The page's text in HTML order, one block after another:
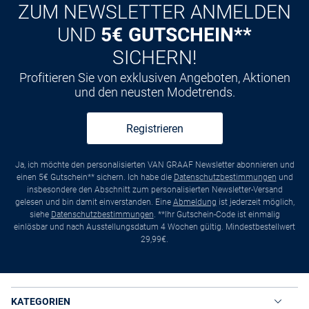
ZUM NEWSLETTER ANMELDEN
UND 5€ GUTSCHEIN**
SICHERN!
Profitieren Sie von exklusiven Angeboten, Aktionen
und den neusten Modetrends.
Registrieren
Ja, ich möchte den personalisierten VAN GRAAF Newsletter abonnieren und
einen 5€ Gutschein** sichern. Ich habe die Datenschutzbestimmungen und
insbesondere den Abschnitt zum personalisierten Newsletter-Versand
gelesen und bin damit einverstanden. Eine Abmeldung ist jederzeit möglich,
siehe Datenschutzbestimmungen. **Ihr Gutschein-Code ist einmalig
einlösbar und nach Ausstellungsdatum 4 Wochen gültig. Mindestbestellwert
29,99€.
KATEGORIEN